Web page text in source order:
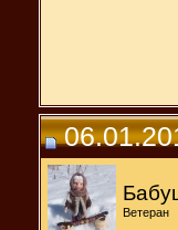
Ветеран